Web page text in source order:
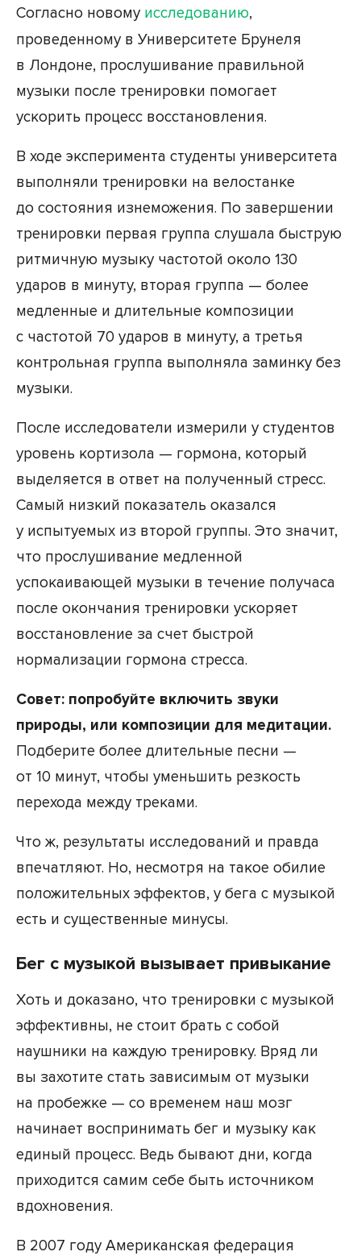
Согласно новому исследованию,
проведенному в Университете Брунеля
в Лондоне, прослушивание правильной
музыки после тренировки помогает
ускорить процесс восстановления.
В ходе эксперимента студенты университета
выполняли тренировки на велостанке
до состояния изнеможения. По завершении
тренировки первая группа слушала быструю
ритмичную музыку частотой около 130
ударов в минуту, вторая группа — более
медленные и длительные композиции
с частотой 70 ударов в минуту, а третья
контрольная группа выполняла заминку без
музыки.
После исследователи измерили у студентов
уровень кортизола — гормона, который
выделяется в ответ на полученный стресс.
Самый низкий показатель оказался
у испытуемых из второй группы. Это значит,
что прослушивание медленной
успокаивающей музыки в течение получаса
после окончания тренировки ускоряет
восстановление за счет быстрой
нормализации гормона стресса.
Совет: попробуйте включить звуки
природы, или композиции для медитации.
Подберите более длительные песни —
от 10 минут, чтобы уменьшить резкость
перехода между треками.
Что ж, результаты исследований и правда
впечатляют. Но, несмотря на такое обилие
положительных эффектов, у бега с музыкой
есть и существенные минусы.
Бег с музыкой вызывает привыкание
Хоть и доказано, что тренировки с музыкой
эффективны, не стоит брать с собой
наушники на каждую тренировку. Вряд ли
вы захотите стать зависимым от музыки
на пробежке — со временем наш мозг
начинает воспринимать бег и музыку как
единый процесс. Ведь бывают дни, когда
приходится самим себе быть источником
вдохновения.
В 2007 году Американская федерация